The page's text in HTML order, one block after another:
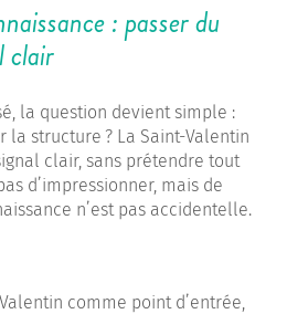
: passer du
clair
la question devient simple :
la structure ? La Saint-Valentin
clair, sans prétendre tout
d’impressionner, mais de
n’est pas accidentelle.
comme point d’entrée,